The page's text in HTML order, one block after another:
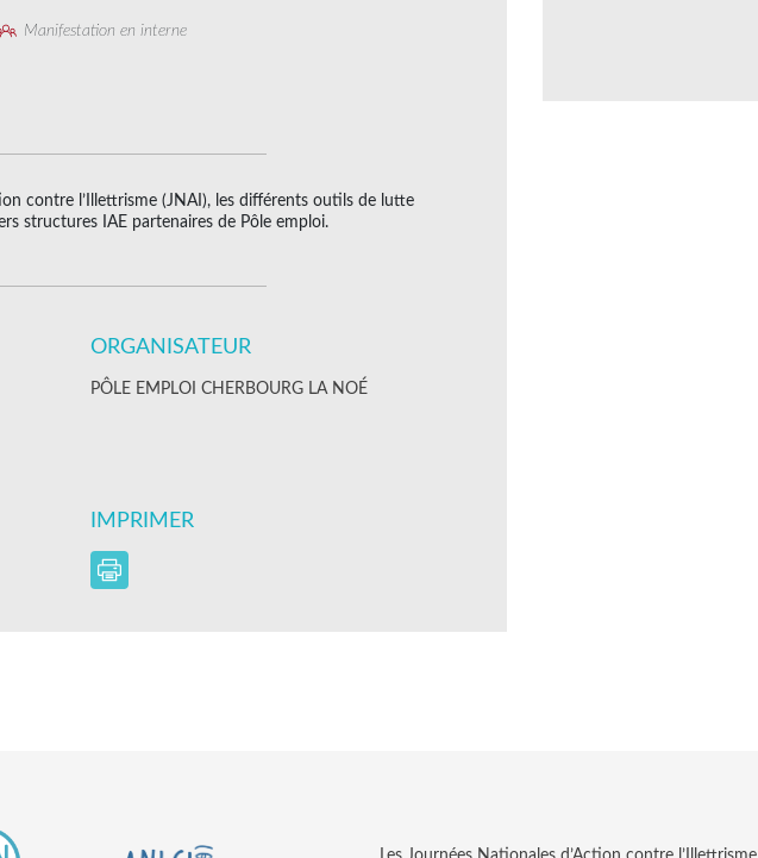
Manifestation en interne
contre l’Illettrisme (JNAI), les différents outils de lutte
structures IAE partenaires de Pôle emploi.
ORGANISATEUR
PÔLE EMPLOI CHERBOURG LA NOÉ
IMPRIMER